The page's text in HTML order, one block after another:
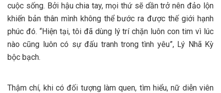
cuộc sống. Bởi hậu chia tay, mọi thứ sẽ dần trở nên đảo lộn
khiến bản thân mình không thể bước ra được thế giới hạnh
phúc đó. “Hiện tại, tôi đã dùng lý trí chặn luôn con tim vì lúc
nào cũng luôn có sự đấu tranh trong tình yêu”, Lý Nhã Kỳ
bộc bạch.
Thậm chí, khi có đối tượng làm quen, tìm hiểu, nữ diễn viên